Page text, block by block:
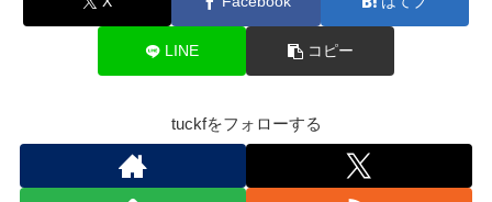
LINE コピー
tuckfをフォローする